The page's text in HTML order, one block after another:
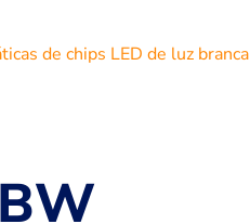
de chips LED de luz branca